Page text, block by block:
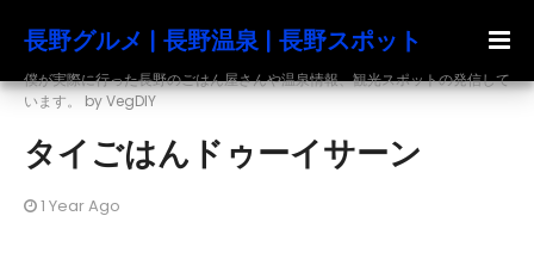
長野グルメ | 長野温泉 | 長野スポット
僕が実際に行った長野のごはん屋さんや温泉情報、観光スポットの発信して
います。 by VegDIY
タイごはんドゥーイサーン
1 Year Ago